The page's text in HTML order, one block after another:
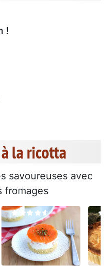
!
la ricotta
savoureuses avec
fromages